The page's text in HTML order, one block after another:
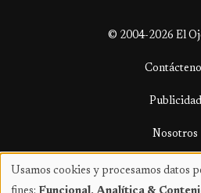
© 2004-2026 El
Publicidad
Nosotros
Términos y
Uso
Usamos cookies y procesamos datos